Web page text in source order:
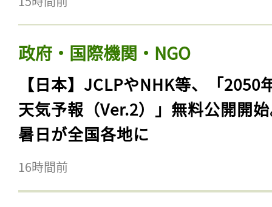
政府・国際機関・NGO
【日本】JCLPやNHK等、「2050
天気予報（Ver.2）」無料公開開
暑日が全国各地に
16時間前